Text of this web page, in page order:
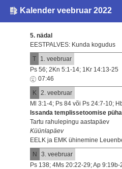
Kalender veebruar 2022
5. nädal
EESTPALVES: Kunda kogudus
T
1. veebruar
Ps 56; 2Kn 5:1-14; 1Kr 14:13-25
07:46
K 2. veebruar
Ml 3:1-4; Ps 84 või Ps 24:7-10;
Issanda templissetoomise püha
Tartu rahulepingu aastapäev
Küünlapäev
EELK ja EMK ühinemine
N
3. veebruar
Ps 138; 4Ms 20:22-29; Ap 9:19b-